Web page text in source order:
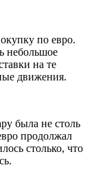
по евро.
небольшое
на те
движения.
была не столь
продолжал
столько, что